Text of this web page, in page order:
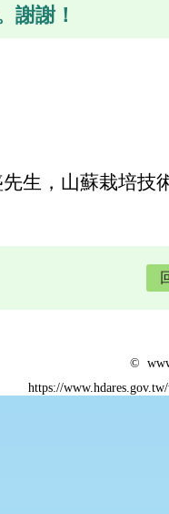
謝謝！
生，山蘇栽培
©
https://